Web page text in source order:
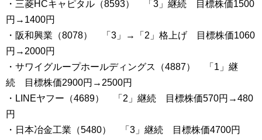
・三菱HCキャピタル（8593） 「3」継続 目標株価1500
円→1400円
・阪和興業（8078） 「3」→「2」格上げ 目標株価1060
円→2000円
・サワイグループホールディングス（4887） 「1」継
続 目標株価2900円→2500円
・LINEヤフー（4689） 「2」継続 目標株価570円→480
円
・日本冶金工業（5480） 「3」継続 目標株価4700円